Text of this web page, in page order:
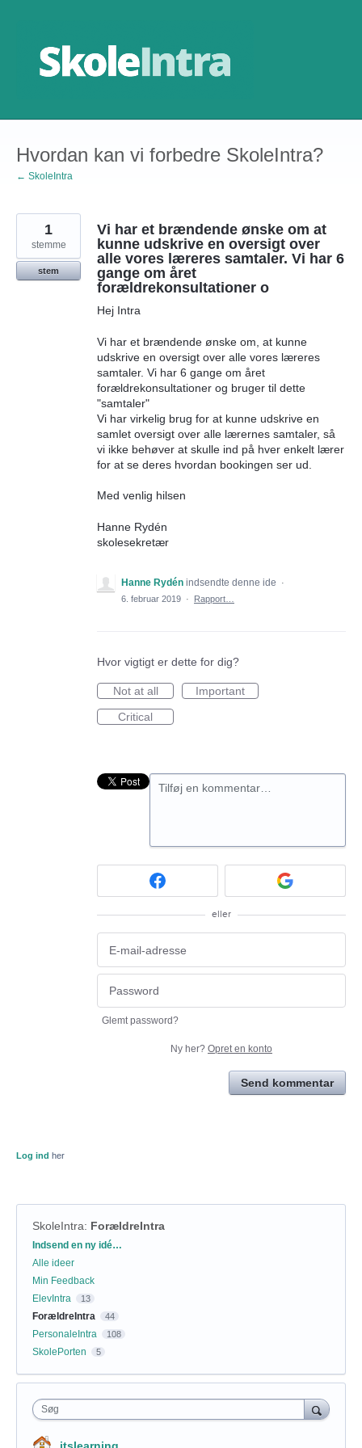
Hvordan kan vi forbedre SkoleIntra?
← SkoleIntra
Vi har et brændende ønske om at
kunne udskrive en oversigt over
alle vores læreres samtaler. Vi har 6
gange om året
forældrekonsultationer o
Hej Intra
Vi har et brændende ønske om, at kunne
udskrive en oversigt over alle vores læreres
samtaler. Vi har 6 gange om året
forældrekonsultationer og bruger til dette
"samtaler"
Vi har virkelig brug for at kunne udskrive en
samlet oversigt over alle lærernes samtaler, så
vi ikke behøver at skulle ind på hver enkelt lærer
for at se deres hvordan bookingen ser ud.
Med venlig hilsen
Hanne Rydén
skolesekretær
1
stemme
stem
Hanne Rydén indsendte denne ide
·
6. februar 2019 · Rapport…
Hvor vigtigt er dette for dig?
Not at all
Important
Critical
Tilføj en kommentar…
eller
Glemt password?
Ny her? Opret en konto
Send kommentar
Log ind her
SkoleIntra: ForældreIntra
Kategorier
Indsend en ny idé…
Alle ideer
Min Feedback
ElevIntra
13
ForældreIntra 44
PersonaleIntra 108
SkolePorten 5
Søg